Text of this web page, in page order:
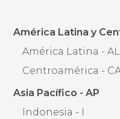
América Latina y
América Latina - AL
Centroamérica -
Asia Pacífico - AP
Indonesia - I